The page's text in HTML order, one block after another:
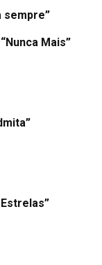
sempre”
Mais”